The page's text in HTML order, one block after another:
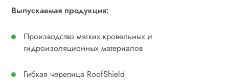
Выпускаемая продукция:
Производство мягких кровельных и
гидроизоляционных материалов
Гибкая черепица RoofShield